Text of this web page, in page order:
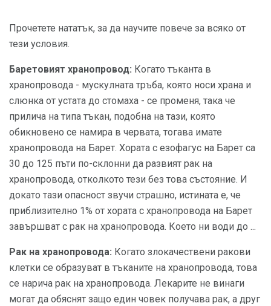
Прочетете нататък, за да научите повече за всяко от
тези условия.
Баретовият хранопровод: Когато тъканта в
хранопровода - мускулната тръба, която носи храна и
слюнка от устата до стомаха - се променя, така че
прилича на типа тъкан, подобна на тази, която
обикновено се намира в червата, тогава имате
хранопровода на Барет. Хората с езофагус на Барет са
30 до 125 пъти по-склонни да развият рак на
хранопровода, отколкото тези без това състояние. И
докато тази опасност звучи страшно, истината е, че
приблизително 1% от хората с хранопровода на Барет
завършват с рак на хранопровода. Което ни води до ...
Рак на хранопровода: Когато злокачествени ракови
клетки се образуват в тъканите на хранопровода, това
се нарича рак на хранопровода. Лекарите не винаги
могат да обяснят защо един човек получава рак, а друг